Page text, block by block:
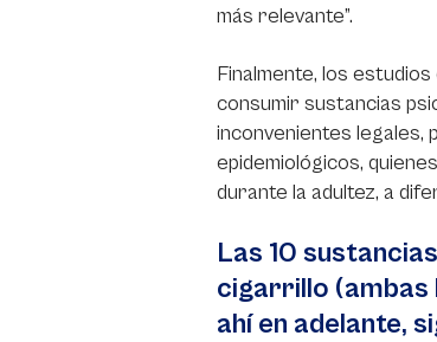
más relevante”.
Finalmente, los
consumir sustancias
inconvenientes
epidemiológicos,
durante la adultez, a
Las 10
cigarrillo (ambas
ahí en adelante,